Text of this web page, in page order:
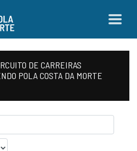
DE CARREIRAS
POLA COSTA DA MORTE